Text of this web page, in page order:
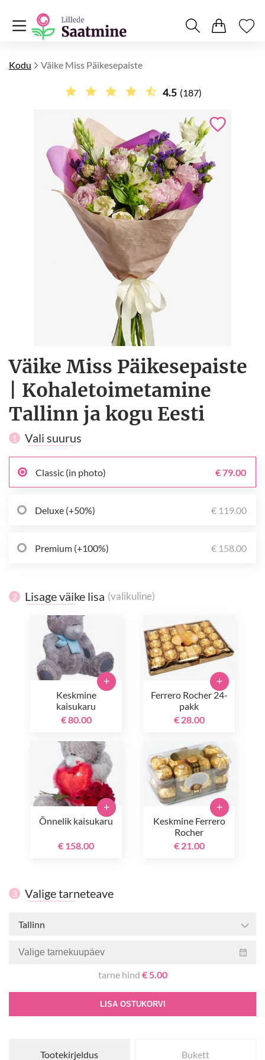
Kodu Väike Miss Päikesepaiste
4.5 (187)
Väike Miss Päikesepaiste
| Kohaletoimetamine
Tallinn ja kogu Eesti
1 Vali suurus
Classic (in photo) € 79.00
Deluxe (+50%) € 119.00
Premium (+100%) € 158.00
2 Lisage väike lisa (valikuline)
Keskmine
kaisukaru
€ 80.00
+
Ferrero Rocher 24-
pakk
€ 28.00
+
Õnnelik kaisukaru
€ 158.00
+
Keskmine Ferrero
Rocher
€ 21.00
+
3 Valige tarneteave
Tallinn
tarne hind € 5.00
LISA OSTUKORVI
Tootekirjeldus Bukett